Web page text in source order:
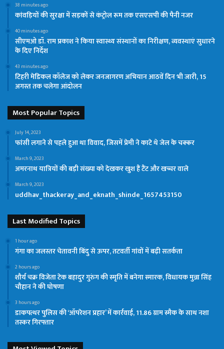
38 minutes ago
कांवड़ियों की सुरक्षा में सड़कों से कंट्रोल रूम तक एसएसपी की पैनी नजर
40 minutes ago
सीएमओ डॉ. राम प्रकाश ने किया स्वास्थ्य संस्थानों का निरीक्षण, व्यवस्थाएं सुधारने
के दिए निर्देश
43 minutes ago
टिहरी मेडिकल कॉलेज को लेकर जनजागरण अभियान आठवें दिन भी जारी, 15
अगस्त तक चलेगा आंदोलन
Most Popular Topics
July 14, 2023
फांसी लगाने से पहले हुआ था विवाद, जिसमें प्रेमी ने काटे थे जेल के चक्कर
March 9, 2023
अमरनाथ यात्रियों की बड़ी संख्या को देखकर खुश हैं टैंट और खच्चर वाले
March 9, 2023
uddhav_thackeray_and_eknath_shinde_1657453150
Last Modified Topics
1 hour ago
गंगा का जलस्तर चेतावनी बिंदु से ऊपर, तटवर्ती गांवों में बढ़ी सतर्कता
2 hours ago
शौर्य चक्र विजेता टेक बहादुर गुरुंग की स्मृति में बनेगा स्मारक, विधायक मुन्ना सिंह
चौहान ने की घोषणा
3 hours ago
डाकपत्थर पुलिस की ‘ऑपरेशन प्रहार’ में कार्रवाई, 11.86 ग्राम स्मैक के साथ नशा
तस्कर गिरफ्तार